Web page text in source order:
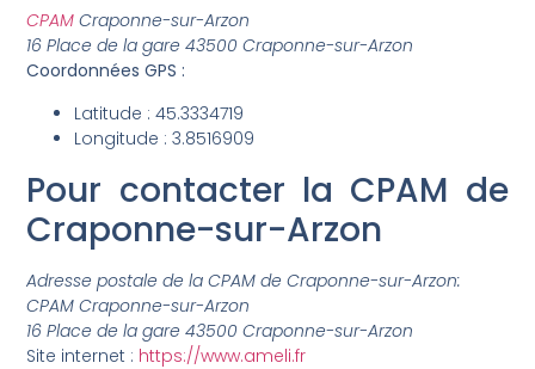
CPAM Craponne-sur-Arzon
16 Place de la gare 43500 Craponne-sur-Arzon
Coordonnées GPS :
Latitude : 45.3334719
Longitude : 3.8516909
Pour contacter la CPAM de
Craponne-sur-Arzon
Adresse postale de la CPAM de Craponne-sur-Arzon:
CPAM Craponne-sur-Arzon
16 Place de la gare 43500 Craponne-sur-Arzon
Site internet : https://www.ameli.fr